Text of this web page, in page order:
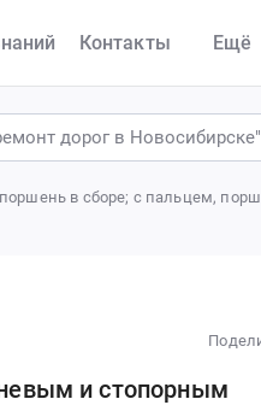
Контакты Ещё
в сборе; с пальцем,
и стопорным